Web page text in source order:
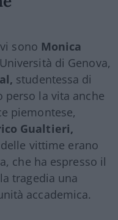
sono Monica
di Genova,
studentessa di
perso la vita anche
piemontese,
Gualtieri,
vittime erano
che ha espresso il
tragedia una
accademica.